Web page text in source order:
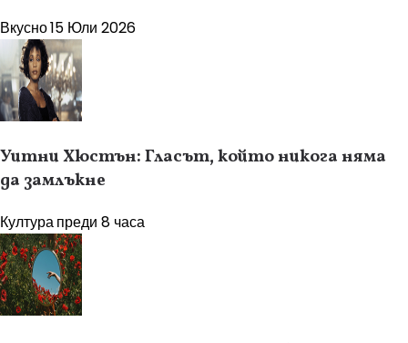
Вкусно15 Юли 2026
Уитни Хюстън: Гласът, който никога няма
да замлъкне
Културапреди 8 часа